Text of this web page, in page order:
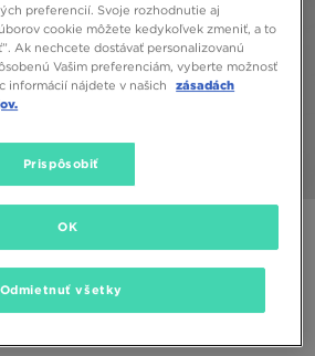
CREW LEGGINS
preferencií. Svoje rozhodnutie aj
cookie môžete kedykoľvek zmeniť, a to
Ak nechcete dostávať personalizovanú
Vašim preferenciám, vyberte možnosť
informácií nájdete v našich
zásadách
Prispôsobiť
Odmietnuť všetky
OK